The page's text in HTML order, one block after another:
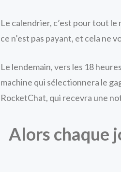
Le calendrier, c’est pour tout
ce n’est pas payant, et cela ne
Le lendemain, vers les 18
machine qui sélectionnera le
RocketChat, qui recevra une
Alors chaque